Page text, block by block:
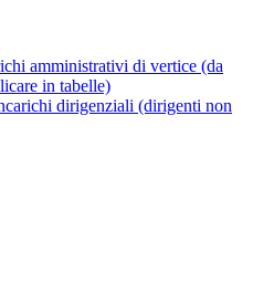
amministrativi di vertice (da
in tabelle)
dirigenziali (dirigenti non